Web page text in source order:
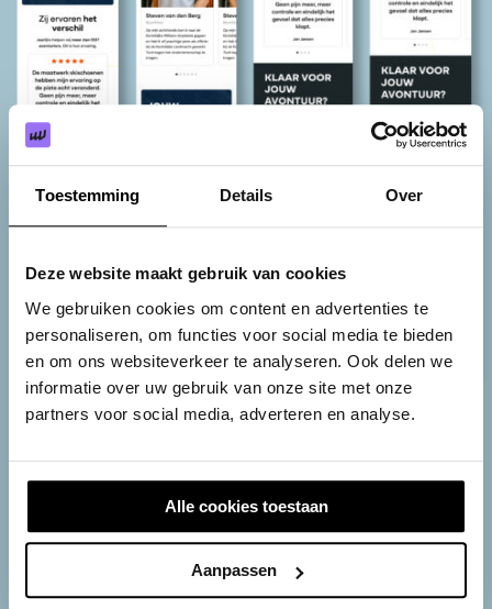
Toestemming Details Over
Deze website maakt gebruik van cookies
We gebruiken cookies om content en advertenties te
personaliseren, om functies voor social media te bieden
en om ons websiteverkeer te analyseren. Ook delen we
informatie over uw gebruik van onze site met onze
partners voor social media, adverteren en analyse.
Alle cookies toestaan
Aanpassen